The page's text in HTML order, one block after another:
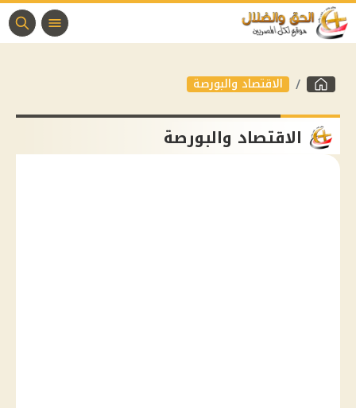
الاقتصاد والبورصة
الاقتصاد والبورصة